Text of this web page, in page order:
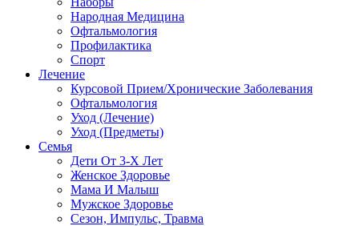
Народная Медицина
Офтальмология
Профилактика
Спорт
Лечение
Курсовой Прием/Хронические Заболевания
Офтальмология
Уход (Лечение)
Уход (Предметы)
Семья
Дети От 3-Х Лет
Женское Здоровье
Мама И Малыш
Мужское Здоровье
Сезон, Импульс, Травма